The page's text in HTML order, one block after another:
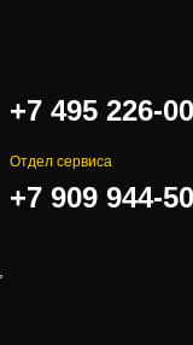
+7 495 226-
Отдел сервиса
+7 909 944-